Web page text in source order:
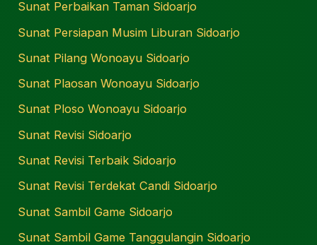
Sunat Perbaikan Taman Sidoarjo
Sunat Persiapan Musim Liburan Sidoarjo
Sunat Pilang Wonoayu Sidoarjo
Sunat Plaosan Wonoayu Sidoarjo
Sunat Ploso Wonoayu Sidoarjo
Sunat Revisi Sidoarjo
Sunat Revisi Terbaik Sidoarjo
Sunat Revisi Terdekat Candi Sidoarjo
Sunat Sambil Game Sidoarjo
Sunat Sambil Game Tanggulangin Sidoarjo